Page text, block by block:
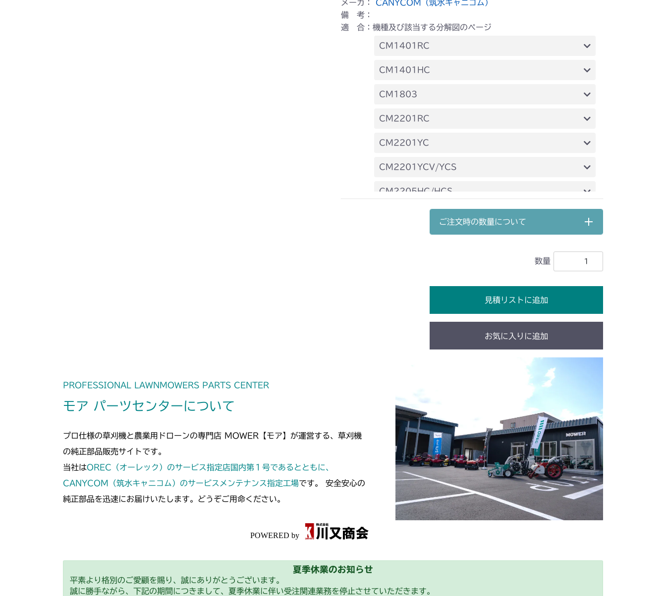
メーカ： CANYCOM（筑水キャニコム）
備 考：
適 合：機種及び該当する分解図のページ
CM1401RC
本体 FIG15 ステアリング
CM1401HC
本体 FIG16 ステアリング
CM1803
本体 FIG24 ステアリング
CM2201RC
本体 FIG24 ステアリング
CM2201YC
本体 FIG17 ステアリング
CM2201YCV/YCS
本体 FIG19 ステアリング
CM2205HC/HCS
本体 FIG19 ステアリング
CMX1402RC
CMX1402HC
本体 FIG30 ステアリング(Asia)
本体 FIG31 ステアリング
CMX2202YCV/YCS
本体 FIG20 ステアリング
CMX2402HC
本体 FIG23 ステアリング
CMX2404HC/V/S
本体 FIG19 ステアリング
CMX2502
本体 FIG21 ステアリング
CMX2504
ご注文時の数量について
数量
見積リストに追加
お気に入りに追加
PROFESSIONAL LAWNMOWERS PARTS CENTER
モア パーツセンターについて
プロ仕様の草刈機と農業用ドローンの専門店 MOWER【モア】が運営する、草刈機
の純正部品販売サイトです。
当社はOREC（オーレック）のサービス指定店国内第１号であるとともに、
CANYCOM（筑水キャニコム）のサービスメンテナンス指定工場です。 安全安心の
純正部品を迅速にお届けいたします。どうぞご用命ください。
夏季休業のお知らせ
平素より格別のご愛顧を賜り、誠にありがとうございます。
誠に勝手ながら、下記の期間につきまして、夏季休業に伴い受注関連業務を停止させていただきます。